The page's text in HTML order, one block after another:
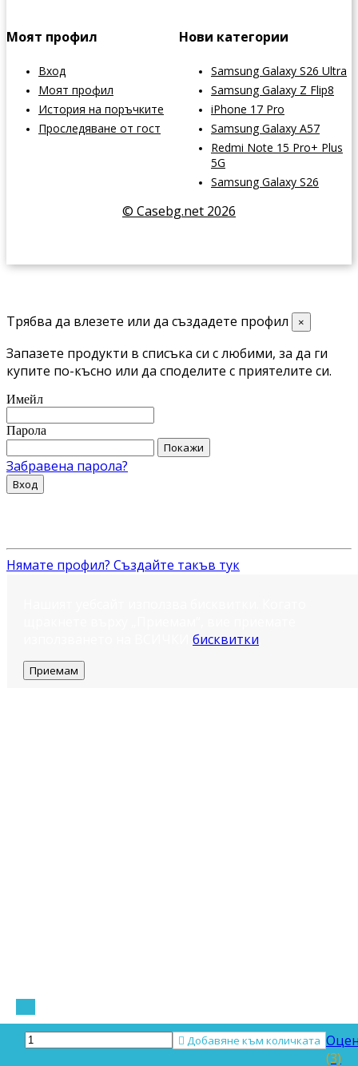
 Добавяне към количката
(3)
Моят профил
Вход
Моят профил
История на поръчките
Проследяване от гост
Нови категории
Samsung Galaxy S26 Ultra
Samsung Galaxy Z Flip8
iPhone 17 Pro
Samsung Galaxy A57
Redmi Note 15 Pro+ Plus
5G
Samsung Galaxy S26
© Casebg.net 2026
Трябва да влезете или да създадете профил ×
Запазете продукти в списъка си с любими, за да ги
купите по-късно или да споделите с приятелите си.
Имейл
Парола
Покажи
Забравена парола?
Вход
Нямате профил? Създайте такъв тук
бисквитки
Приемам